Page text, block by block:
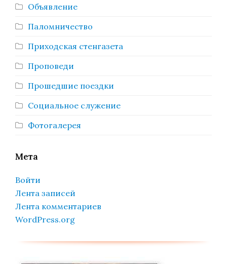
Объявление
Паломничество
Приходская стенгазета
Проповеди
Прошедшие поездки
Социальное служение
Фотогалерея
Мета
Войти
Лента записей
Лента комментариев
WordPress.org